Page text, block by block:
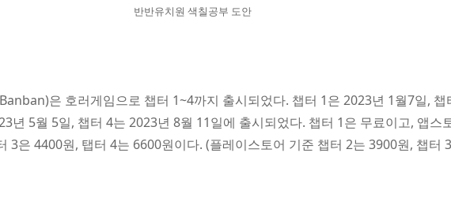
반반유치원 색칠공부 도안
은 호러게임으로 챕터 1~4까지 출시되었다. 챕터 1은 2023년 1월7일, 챕
년 5월 5일, 챕터 4는 2023년 8월 11일에 출시되었다. 챕터 1은 무료이고, 앱스
3은 4400원, 탭터 4는 6600원이다. (플레이스토어 기준 챕터 2는 3900원, 챕터